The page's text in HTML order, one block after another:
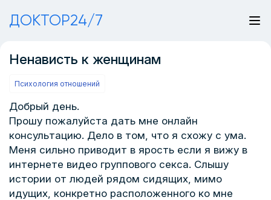
ДОКТОР24/7
Ненависть к женщинам
Психология отношений
Добрый день.
Прошу пожалуйста дать мне онлайн
консультацию. Дело в том, что я схожу с ума.
Меня сильно приводит в ярость если я вижу в
интернете видео группового секса. Слышу
истории от людей рядом сидящих, мимо
идущих, конкретно расположенного ко мне